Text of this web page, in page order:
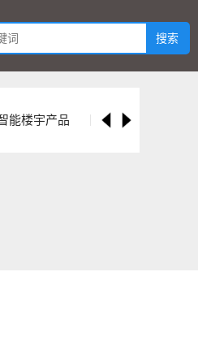
支持
能楼宇产品 智能交通产品